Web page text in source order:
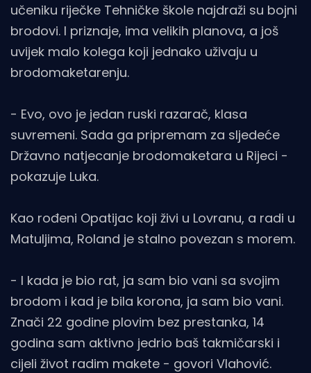
učeniku riječke Tehničke škole najdraži su bojni
brodovi. I priznaje, ima velikih planova, a još
uvijek malo kolega koji jednako uživaju u
brodomaketarenju.
- Evo, ovo je jedan ruski razarač, klasa
suvremeni. Sada ga pripremam za sljedeće
Državno natjecanje brodomaketara u Rijeci -
pokazuje Luka.
Kao rođeni Opatijac koji živi u Lovranu, a radi u
Matuljima, Roland je stalno povezan s morem.
- I kada je bio rat, ja sam bio vani sa svojim
brodom i kad je bila korona, ja sam bio vani.
Znači 22 godine plovim bez prestanka, 14
godina sam aktivno jedrio baš takmičarski i
cijeli život radim makete - govori Vlahović.